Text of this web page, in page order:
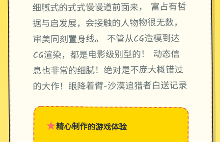
细腻式的式式慢慢道前面来， 富占有哲
据与启发展，会接触的人物物很无数，
审美同刻置身线。 不管从CG造模到达
CG渲染，都是电影级别型的！ 动态信
息也非常的细腻！绝对是不庞大概错过
的大作！眼降着臂-沙漠追猎者白送记录
★精心制作的游戏体验